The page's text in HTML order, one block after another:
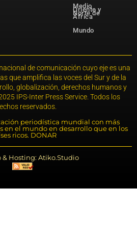
Medio
Oriente y
Norte de
África
Mundo
de comunicación cuyo eje es una
que amplifica las voces del Sur y de la
globalización, derechos humanos y
IPS-Inter Press Service. Todos los
reservados.
periodística mundial con más
en el mundo en desarrollo que en los
ricos. DONAR
& Hosting: Atiko.Studio